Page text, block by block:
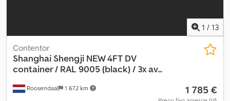
1 / 13
Roosendaal 1 672 km
Contentor
Shanghai Shengji NEW 4FT DV
container / RAL 9005 (black) / 3x av...
1 785 €